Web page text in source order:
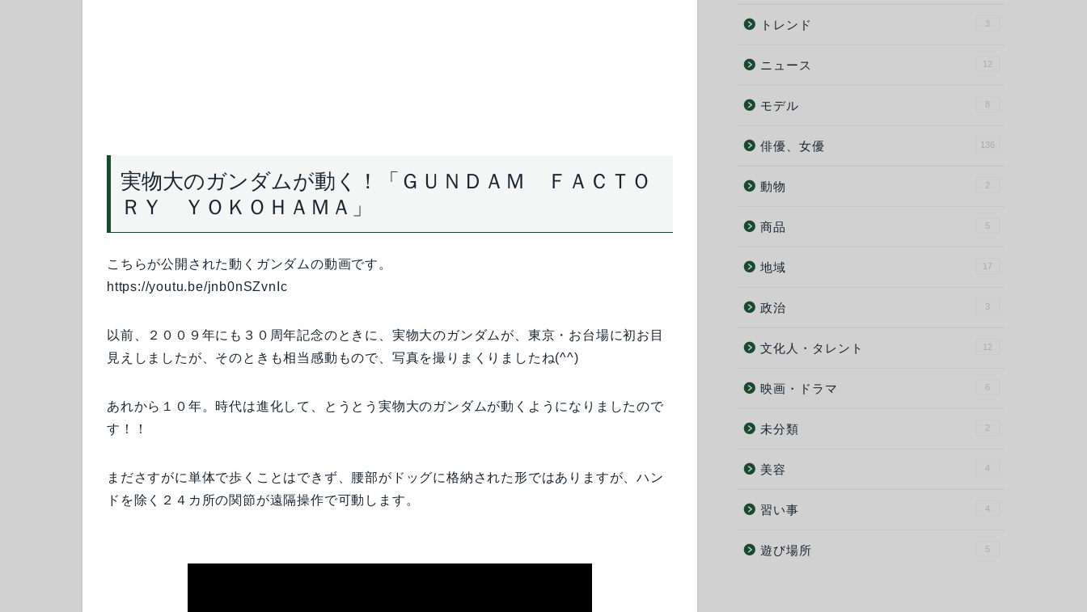
実物大のガンダムが動く！「ＧＵＮＤＡＭ ＦＡＣＴＯ
ＲＹ ＹＯＫＯＨＡＭＡ」
こちらが公開された動くガンダムの動画です。
https://youtu.be/jnb0nSZvnIc
以前、２００９年にも３０周年記念のときに、実物大のガンダムが、東京・お台場に初お目
見えしましたが、そのときも相当感動もので、写真を撮りまくりましたね(^^)
あれから１０年。時代は進化して、とうとう実物大のガンダムが動くようになりましたので
す！！
まださすがに単体で歩くことはできず、腰部がドッグに格納された形ではありますが、ハン
ドを除く２４カ所の関節が遠隔操作で可動します。
トレンド 3
ニュース 12
モデル 8
俳優、女優 136
動物 2
商品 5
地域 17
政治 3
文化人・タレント 12
映画・ドラマ 6
未分類 2
美容 4
習い事 4
遊び場所 5